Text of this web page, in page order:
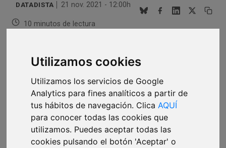
Utilizamos cookies
Utilizamos los servicios de Google
Analytics para fines analíticos a partir de
tus hábitos de navegación. ClicaAQUÍ
para conocer todas las cookies que
utilizamos. Puedes aceptar todas las
cookies pulsando el botón 'Aceptar' o
DATADISTA 21 nov. 2021 - 12:00h
10 minutos de lectura
¿Te han reenviado esta newsletter?
miembros de DATADISTA. Apúntate y no te
pierdas ninguna.
QUIERO RECIBIRLA